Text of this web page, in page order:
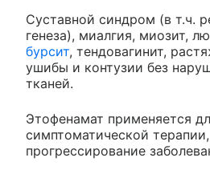
Суставной синдром (в т.ч.
генеза), миалгия, миозит,
бурсит, тендовагинит,
ушибы и контузии без
тканей.
Этофенамат применяется
симптоматической
прогрессирование